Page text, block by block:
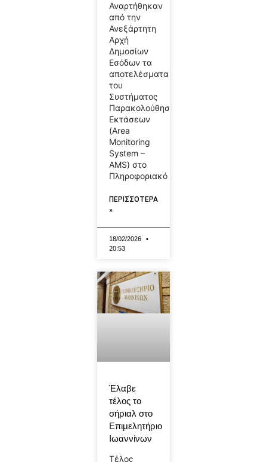
Αναρτήθηκαν
από την
Ανεξάρτητη
Αρχή
Δημοσίων
Εσόδων τα
αποτελέσματα
του
Συστήματος
Παρακολούθησης
Εκτάσεων
(Area
Monitoring
System –
AMS) στο
Πληροφοριακό
ΠΕΡΙΣΣΟΤΕΡΑ
»
18/02/2026
20:53
Έλαβε
τέλος το
σήριαλ στο
Επιμελητήριο
Ιωαννίνων
Τέλος